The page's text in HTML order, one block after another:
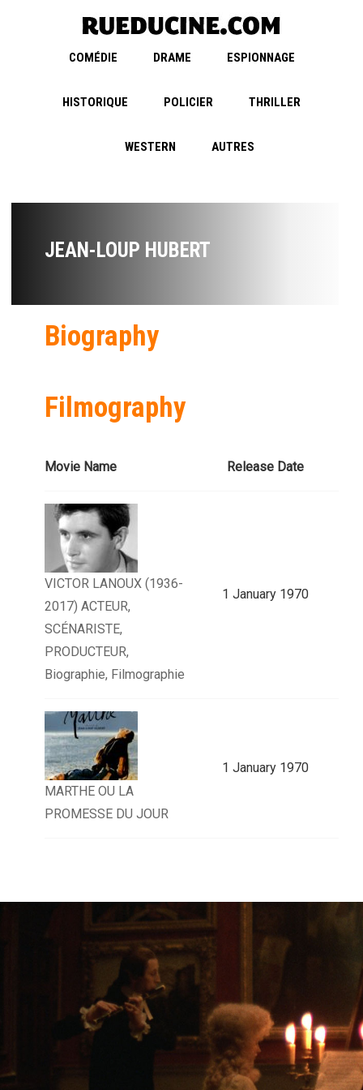
COMÉDIE DRAME ESPIONNAGE
HISTORIQUE POLICIER THRILLER
WESTERN AUTRES
JEAN-LOUP HUBERT
Biography
Filmography
Movie Name Release Date
VICTOR LANOUX (1936-
2017) ACTEUR,
SCÉNARISTE,
PRODUCTEUR,
Biographie, Filmographie
1 January 1970
MARTHE OU LA
PROMESSE DU JOUR
1 January 1970